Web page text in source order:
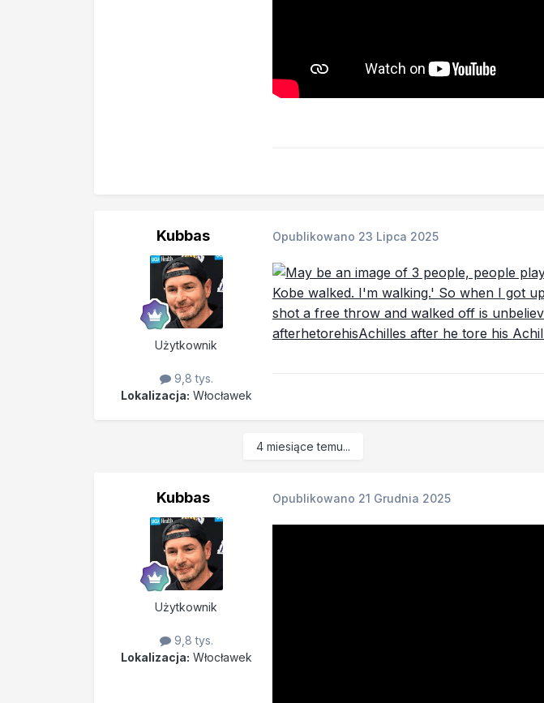
Kubbas
Użytkownik
9,8 tys.
Lokalizacja: Włocławek
Opublikowano 23 Lipca 2025
4 miesiące temu...
Kubbas
Użytkownik
9,8 tys.
Lokalizacja: Włocławek
Opublikowano 21 Grudnia 2025